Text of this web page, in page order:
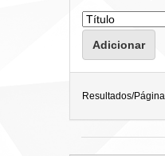
Resultados/Página